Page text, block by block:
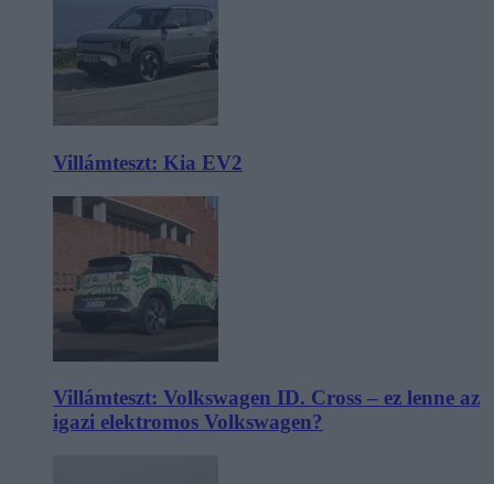
Villámteszt: Kia EV2
Villámteszt: Volkswagen ID. Cross – ez lenne az
igazi elektromos Volkswagen?